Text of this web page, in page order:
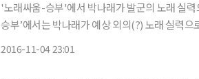
'노래싸움-승부'에서 박나래가 발군의 노래 실력으로 우승했다. 4일 방
승부’에서는 박나래가 예상 외의(?) 노래 실력으로 우승을 거머
2016-11-04 23:01